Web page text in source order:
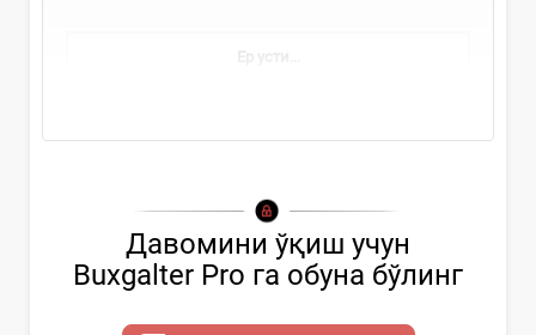
Ер усти...
Давомини ўқиш учун
Buxgalter Pro га обуна бўлинг